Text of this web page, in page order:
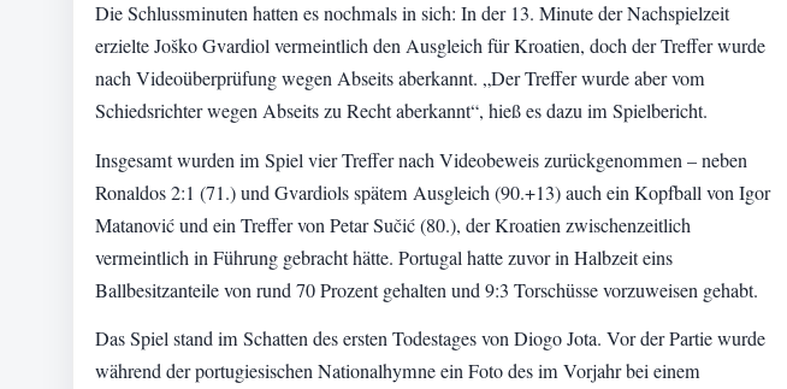
Die Schlussminuten hatten es nochmals in sich: In der 13. Minute der Nachspielzeit
erzielte Joško Gvardiol vermeintlich den Ausgleich für Kroatien, doch der Treffer wurde
nach Videoüberprüfung wegen Abseits aberkannt. „Der Treffer wurde aber vom
Schiedsrichter wegen Abseits zu Recht aberkannt“, hieß es dazu im Spielbericht.
Insgesamt wurden im Spiel vier Treffer nach Videobeweis zurückgenommen – neben
Ronaldos 2:1 (71.) und Gvardiols spätem Ausgleich (90.+13) auch ein Kopfball von Igor
Matanović und ein Treffer von Petar Sučić (80.), der Kroatien zwischenzeitlich
vermeintlich in Führung gebracht hätte. Portugal hatte zuvor in Halbzeit eins
Ballbesitzanteile von rund 70 Prozent gehalten und 9:3 Torschüsse vorzuweisen gehabt.
Das Spiel stand im Schatten des ersten Todestages von Diogo Jota. Vor der Partie wurde
während der portugiesischen Nationalhymne ein Foto des im Vorjahr bei einem